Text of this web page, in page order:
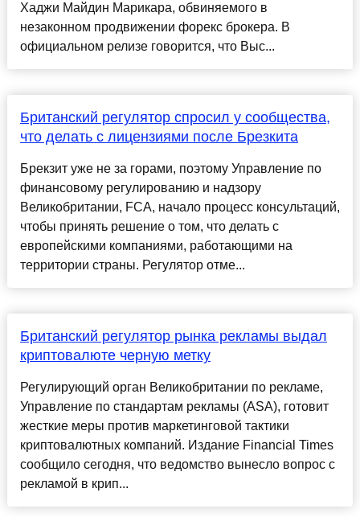
Хаджи Майдин Марикара, обвиняемого в
незаконном продвижении форекс брокера. В
официальном релизе говорится, что Выс...
Британский регулятор спросил у сообщества,
что делать с лицензиями после Брезкита
Брекзит уже не за горами, поэтому Управление по
финансовому регулированию и надзору
Великобритании, FCA, начало процесс консультаций,
чтобы принять решение о том, что делать с
европейскими компаниями, работающими на
территории страны. Регулятор отме...
Британский регулятор рынка рекламы выдал
криптовалюте черную метку
Регулирующий орган Великобритании по рекламе,
Управление по стандартам рекламы (ASA), готовит
жесткие меры против маркетинговой тактики
криптовалютных компаний. Издание Financial Times
сообщило сегодня, что ведомство вынесло вопрос с
рекламой в крип...